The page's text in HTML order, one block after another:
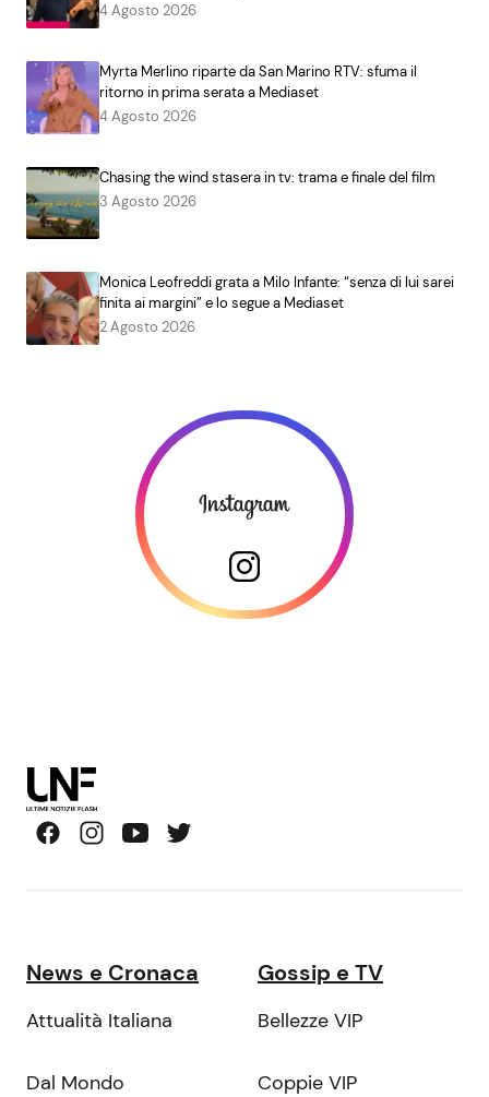
4 Agosto 2026
Myrta Merlino riparte da San Marino RTV: sfuma il
ritorno in prima serata a Mediaset
4 Agosto 2026
Chasing the wind stasera in tv: trama e finale del film
3 Agosto 2026
Monica Leofreddi grata a Milo Infante: “senza di lui sarei
finita ai margini” e lo segue a Mediaset
2 Agosto 2026
News e Cronaca
Attualità Italiana
Dal Mondo
Gossip e TV
Bellezze VIP
Coppie VIP